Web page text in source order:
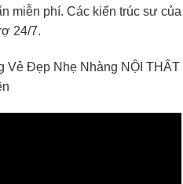
miễn phí. Các kiến trúc sư của
24/7.
Vẻ Đẹp Nhẹ Nhàng NỘI THẤT